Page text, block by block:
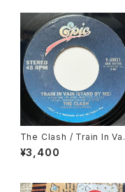
The Clash / Train In Vai
n, London Calling
¥3,400